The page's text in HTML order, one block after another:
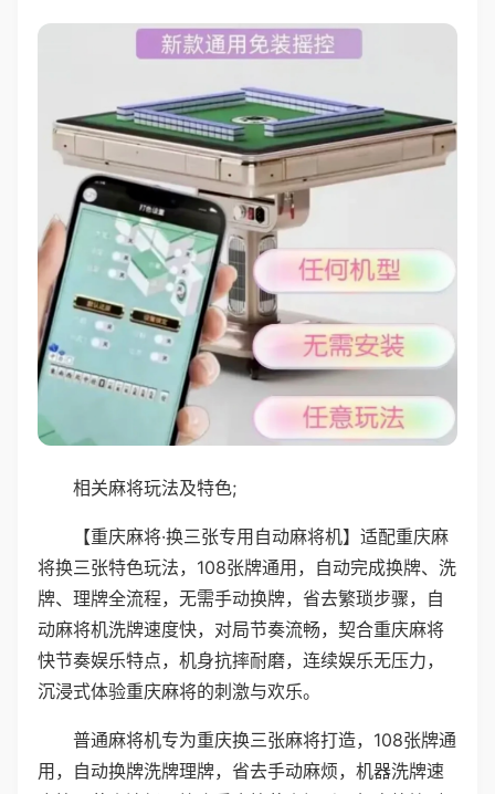
相关麻将玩法及特色;
【重庆麻将·换三张专用自动麻将机】适配重庆麻
将换三张特色玩法，108张牌通用，自动完成换牌、洗
牌、理牌全流程，无需手动换牌，省去繁琐步骤，自
动麻将机洗牌速度快，对局节奏流畅，契合重庆麻将
快节奏娱乐特点，机身抗摔耐磨，连续娱乐无压力，
沉浸式体验重庆麻将的刺激与欢乐。
普通麻将机专为重庆换三张麻将打造，108张牌通
用，自动换牌洗牌理牌，省去手动麻烦，机器洗牌速